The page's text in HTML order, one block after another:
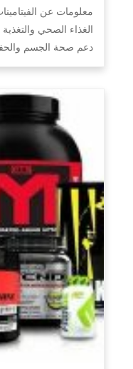
معلومات عن
الغذاء الصحي
دعم صحة الجسم